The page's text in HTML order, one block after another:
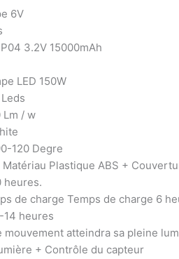
6V
3.2V 15000mAh
LED 150W
Lm / w
120 Degre
Matériau Plastique ABS +
heures.
de charge Temps de charge 6
14 heures
atteindra sa pleine
+ Contrôle du capteur